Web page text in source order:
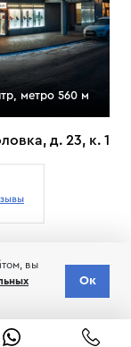
метро 560 м
д. 23, к. 1
вы
Ок